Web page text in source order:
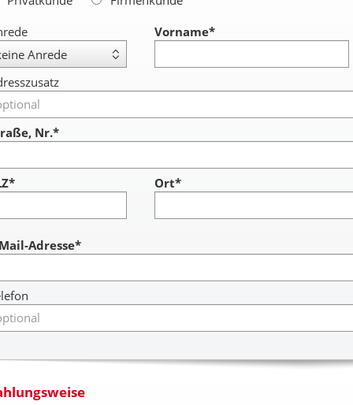
Vorname*
Nr.*
Ort*
Adresse*